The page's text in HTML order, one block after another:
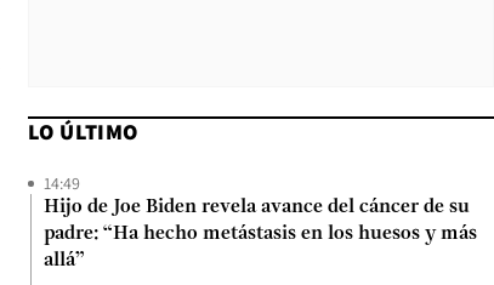
LO ÚLTIMO
14:49
Hijo de Joe Biden revela avance del cáncer de su
padre: “Ha hecho metástasis en los huesos y más
allá”